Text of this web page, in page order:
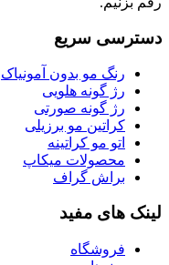
دسترسی سریع
رنگ مو بدون آمونیاک
رژ گونه هلویی
رژ گونه صورتی
کراتین مو برزیلی
اتو مو کراتینه
محصولات میکاپ
براش گراف
لینک های مفید
فروشگاه